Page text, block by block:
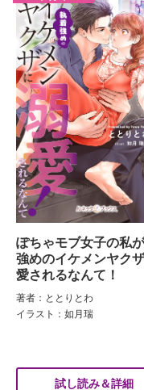
ぽちゃモブ女子の私
強めのイケメンヤク
愛されるなんて！
著者：ととりとわ
イラスト：如月瑞
試し読み＆詳細